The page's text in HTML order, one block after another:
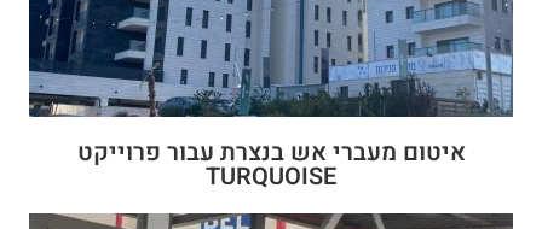
איטום מעברי אש בנצרת עבור פרוייקט
TURQUOISE